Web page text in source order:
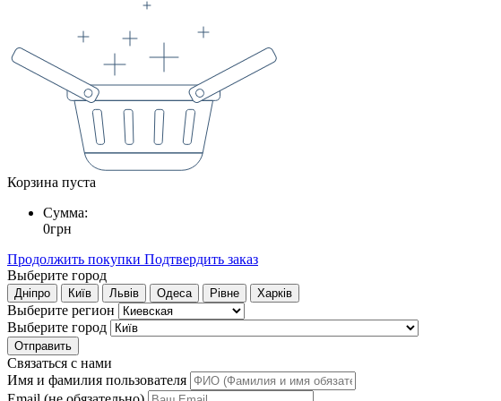
Корзина пуста
Сумма:
0грн
Продолжить покупки Подтвердить заказ
Выберите город
Дніпро Київ Львів Одеса Рівне Харків
Выберите регион
Выберите город
Отправить
Связаться с нами
Имя и фамилия пользователя